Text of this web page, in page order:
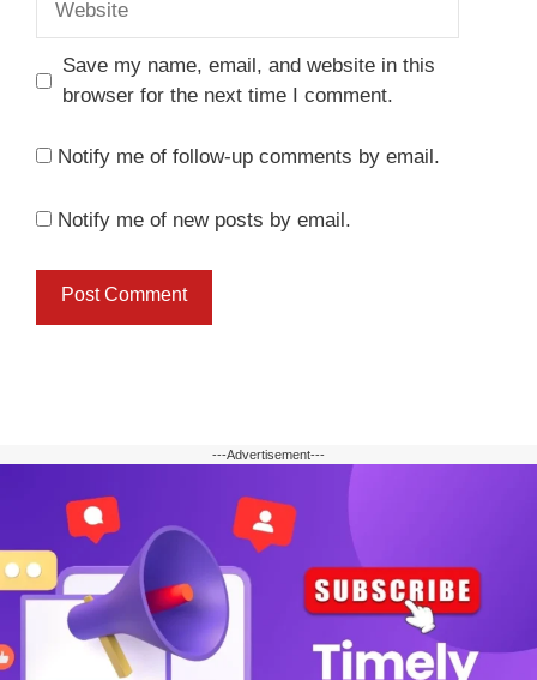
Save my name, email, and website in this
browser for the next time I comment.
Notify me of follow-up comments by email.
Notify me of new posts by email.
---Advertisement---